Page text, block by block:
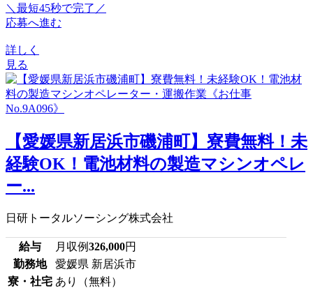
＼最短45秒で完了／
応募へ進む
詳しく
見る
【愛媛県新居浜市磯浦町】寮費無料！未
経験OK！電池材料の製造マシンオペレ
ー...
日研トータルソーシング株式会社
給与 月収例326,000円
勤務地
愛媛県 新居浜市
寮・社宅 あり（無料）